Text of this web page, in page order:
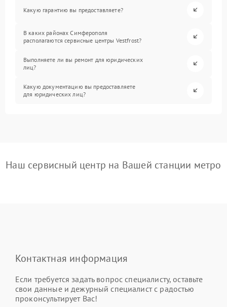
Какую гарантию вы предоставляете?
В каких районах Симферополя
располагаются сервисные центры Vestfrost?
Выполняете ли вы ремонт для юридических
лиц?
Какую документацию вы предоставляете
для юридических лиц?
Наш сервисный центр на Вашей станции метро
Контактная информация
Если требуется задать вопрос специалисту, оставьте
свои данные и дежурный специалист с радостью
проконсультирует Вас!